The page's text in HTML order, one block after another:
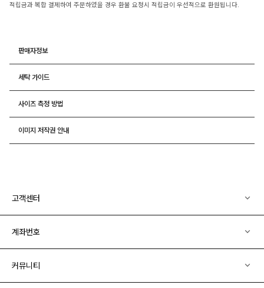
적립금과 복합 결제하여 주문하였을 경우 환불 요청시 적립금이 우선적으로 환원됩니다.
판매자정보
세탁 가이드
사이즈 측정 방법
이미지 저작권 안내
고객센터
계좌번호
커뮤니티